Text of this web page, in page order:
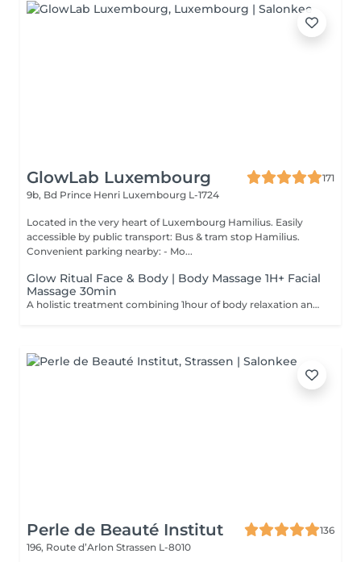
GlowLab Luxembourg
171
9b, Bd Prince Henri Luxembourg L-1724
Located in the very heart of Luxembourg Hamilius. Easily
accessible by public transport: Bus & tram stop Hamilius.
Convenient parking nearby: - Mo...
Glow Ritual Face & Body | Body Massage 1H+ Facial
Massage 30min
A holistic treatment combining 1hour of body relaxation and 30min of facial massage for complete rejuvenation. Why clients choose it: - Full relaxation - Skin + body experience - Signature SPA feeling
Perle de Beauté Institut
136
196, Route d’Arlon Strassen L-8010